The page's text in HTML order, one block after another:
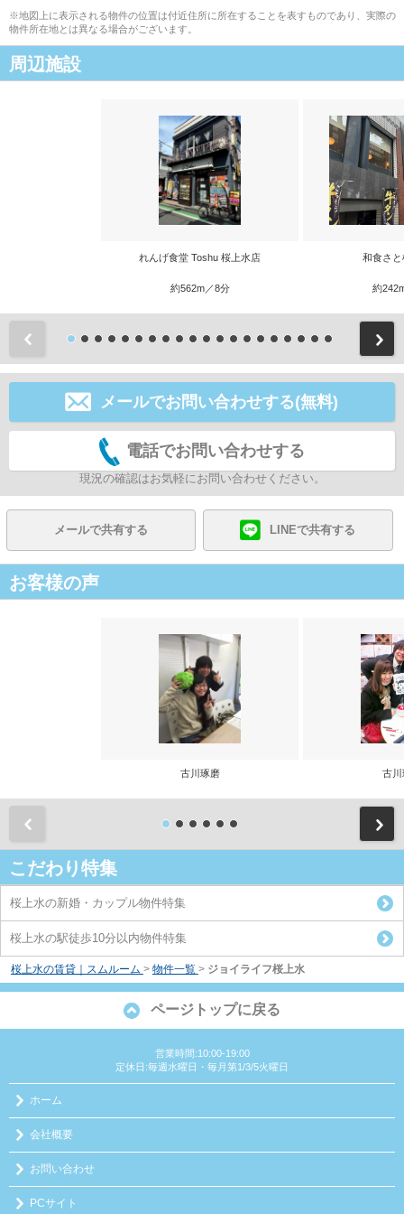
※地図上に表示される物件の位置は付近住所に所在することを表すものであり、実際の
物件所在地とは異なる場合がございます。
周辺施設
れんげ食堂 Toshu 桜上水店
約562m／8分
和食さ
約
メールでお問い合わせする(無料)
電話でお問い合わせする
現況の確認はお気軽にお問い合わせください。
メールで共有する LINEで共有する
お客様の声
古川琢磨 古川
こだわり特集
桜上水の新婚・カップル物件特集
桜上水の駅徒歩10分以内物件特集
桜上水の賃貸｜スムルーム > 物件一覧 > ジョイライフ桜上水
ページトップに戻る
営業時間:10:00-19:00
定休日:毎週水曜日・毎月第1/3/5火曜日
ホーム
会社概要
お問い合わせ
PCサイト